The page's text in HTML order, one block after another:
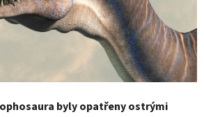
byly opatřeny ostrými